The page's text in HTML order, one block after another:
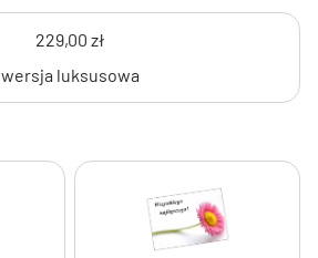
229,00 zł
wersja luksusowa